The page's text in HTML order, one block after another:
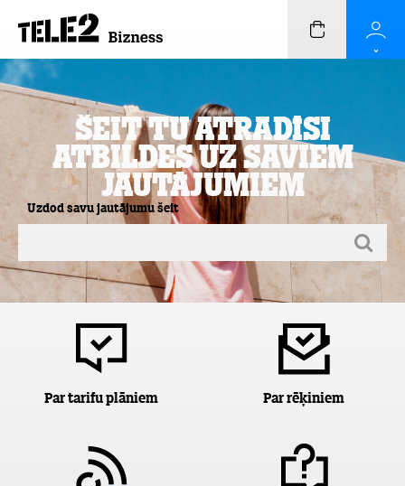
Šeit Tu atradīsi
atbildes uz saviem
jautājumiem
Uzdod savu jautājumu šeit
Par tarifu plāniem Par rēķiniem